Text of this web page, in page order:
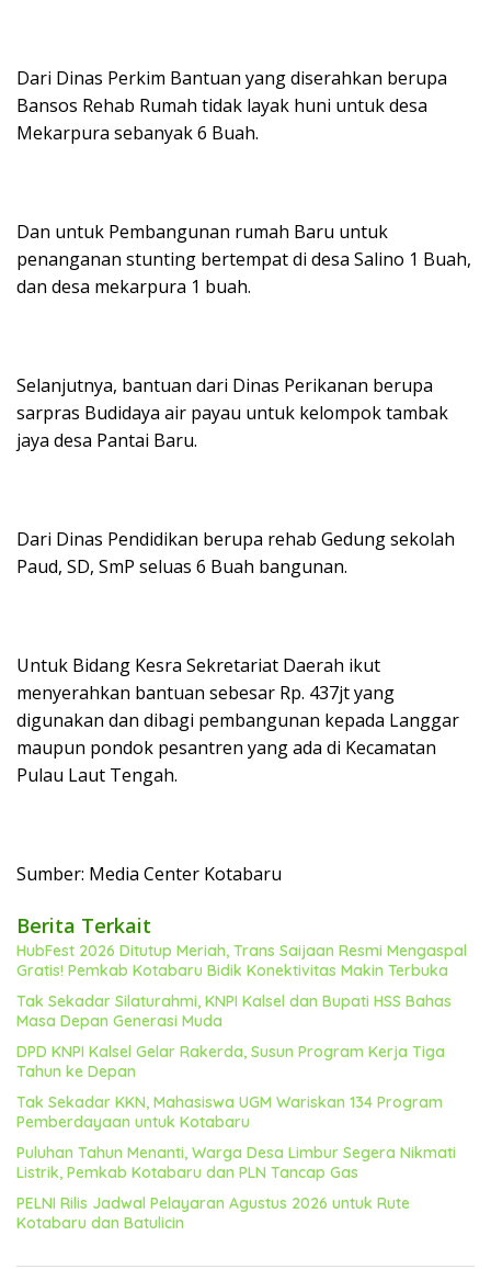
Dari Dinas Perkim Bantuan yang diserahkan berupa
Bansos Rehab Rumah tidak layak huni untuk desa
Mekarpura sebanyak 6 Buah.
Dan untuk Pembangunan rumah Baru untuk
penanganan stunting bertempat di desa Salino 1 Buah,
dan desa mekarpura 1 buah.
Selanjutnya, bantuan dari Dinas Perikanan berupa
sarpras Budidaya air payau untuk kelompok tambak
jaya desa Pantai Baru.
Dari Dinas Pendidikan berupa rehab Gedung sekolah
Paud, SD, SmP seluas 6 Buah bangunan.
Untuk Bidang Kesra Sekretariat Daerah ikut
menyerahkan bantuan sebesar Rp. 437jt yang
digunakan dan dibagi pembangunan kepada Langgar
maupun pondok pesantren yang ada di Kecamatan
Pulau Laut Tengah.
Sumber: Media Center Kotabaru
Berita Terkait
HubFest 2026 Ditutup Meriah, Trans Saijaan Resmi Mengaspal
Gratis! Pemkab Kotabaru Bidik Konektivitas Makin Terbuka
Tak Sekadar Silaturahmi, KNPI Kalsel dan Bupati HSS Bahas
Masa Depan Generasi Muda
DPD KNPI Kalsel Gelar Rakerda, Susun Program Kerja Tiga
Tahun ke Depan
Tak Sekadar KKN, Mahasiswa UGM Wariskan 134 Program
Pemberdayaan untuk Kotabaru
Puluhan Tahun Menanti, Warga Desa Limbur Segera Nikmati
Listrik, Pemkab Kotabaru dan PLN Tancap Gas
PELNI Rilis Jadwal Pelayaran Agustus 2026 untuk Rute
Kotabaru dan Batulicin